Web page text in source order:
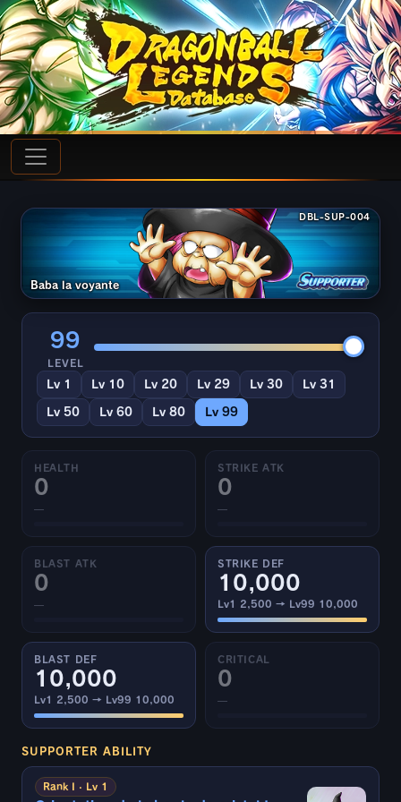
Baba la voyante
DBL-SUP-004
99
LEVEL
Lv 1 Lv 10 Lv 20 Lv 29 Lv 30 Lv 31
Lv 50 Lv 60 Lv 80 Lv 99
HEALTH
0
—
STRIKE ATK
0
—
BLAST ATK
0
—
STRIKE DEF
10,000
Lv1 2,500 → Lv99 10,000
BLAST DEF
10,000
Lv1 2,500 → Lv99 10,000
CRITICAL
0
—
SUPPORTER ABILITY
Rank I · Lv 1